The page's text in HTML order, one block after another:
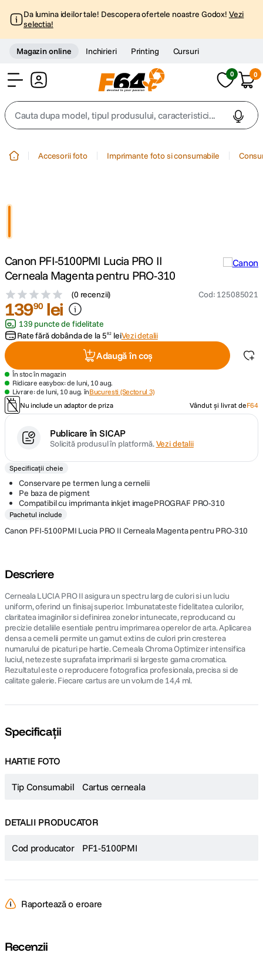
Da lumina ideilor tale! Descopera ofertele noastre Godox! Vezi
selectia!
Magazin online Inchirieri Printing Cursuri
0 0
Cauta dupa model, tipul produsului, caracteristici...
4. peak design
canon sx740 hs
6. lavaliera
sony fx
8. card memorie
9 dji mic mini
10. dji osmo
Accesorii foto Imprimante foto si consumabile
Canon PFI-5100PMI Lucia PRO II
Cerneala Magenta pentru PRO-310
(0 recenzii) Cod: 125085021
13990 lei
139 puncte de fidelitate
Rate fără dobânda de la582 leiVezi detalii
Adaugă în coș
În stoc în magazin
Ridicare easybox: de luni, 10 aug.
Livrare: de luni, 10 aug. înBucuresti (Sectorul 3)
Nu include un adaptor de priza
Vândut și livrat deF64
Publicare în SICAP
Solicită produsul în platformă.Vezi detalii
Specificații cheie
Conservare pe termen lung a cernelii
Pe baza de pigment
Compatibil cu imprimanta inkjet imagePROGRAF PRO-310
Pachetul include
Canon PFI-5100PMI Lucia PRO II Cerneala Magenta pentru PRO-310
Descriere
Cerneala LUCIA PRO II asigura un spectru larg de culori si un luciu
uniform, oferind un finisaj superior. Imbunatateste fidelitatea culorilor,
claritatea imaginilor si definirea zonelor intunecate, reproducand cu
precizie detaliile esentiale pentru imprimarea operelor de arta. Aplicarea
densa a cernelii permite un gamut extins de culori prin cresterea
numarului de picaturi pe hartie. Cerneala Chroma Optimizer intensifica
luciul, netezeste suprafata imprimarii si largeste gama cromatica.
Rezultatul este o reproducere fotografica profesionala, precisa si de
calitate galerie. Fiecare cartus are un volum de 14,4 ml.
Specificații
HARTIE FOTO
Tip Consumabil Cartus cerneala
DETALII PRODUCATOR
Cod producator PF1-5100PMI
Raportează o eroare
Recenzii